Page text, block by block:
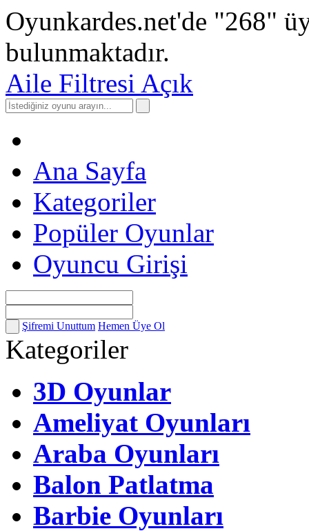
Oyunkardes.net'de "268"
bulunmaktadır.
Aile Filtresi Açık
Ana Sayfa
Kategoriler
Popüler Oyunlar
Oyuncu Girişi
Şifremi Unuttum Hemen Üye Ol
Kategoriler
3D Oyunlar
Ameliyat Oyunları
Araba Oyunları
Balon Patlatma
Barbie Oyunları